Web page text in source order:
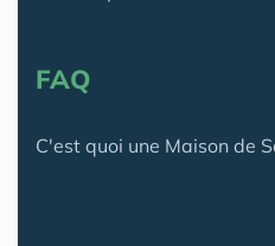
FAQ
C'est quoi une Maison de